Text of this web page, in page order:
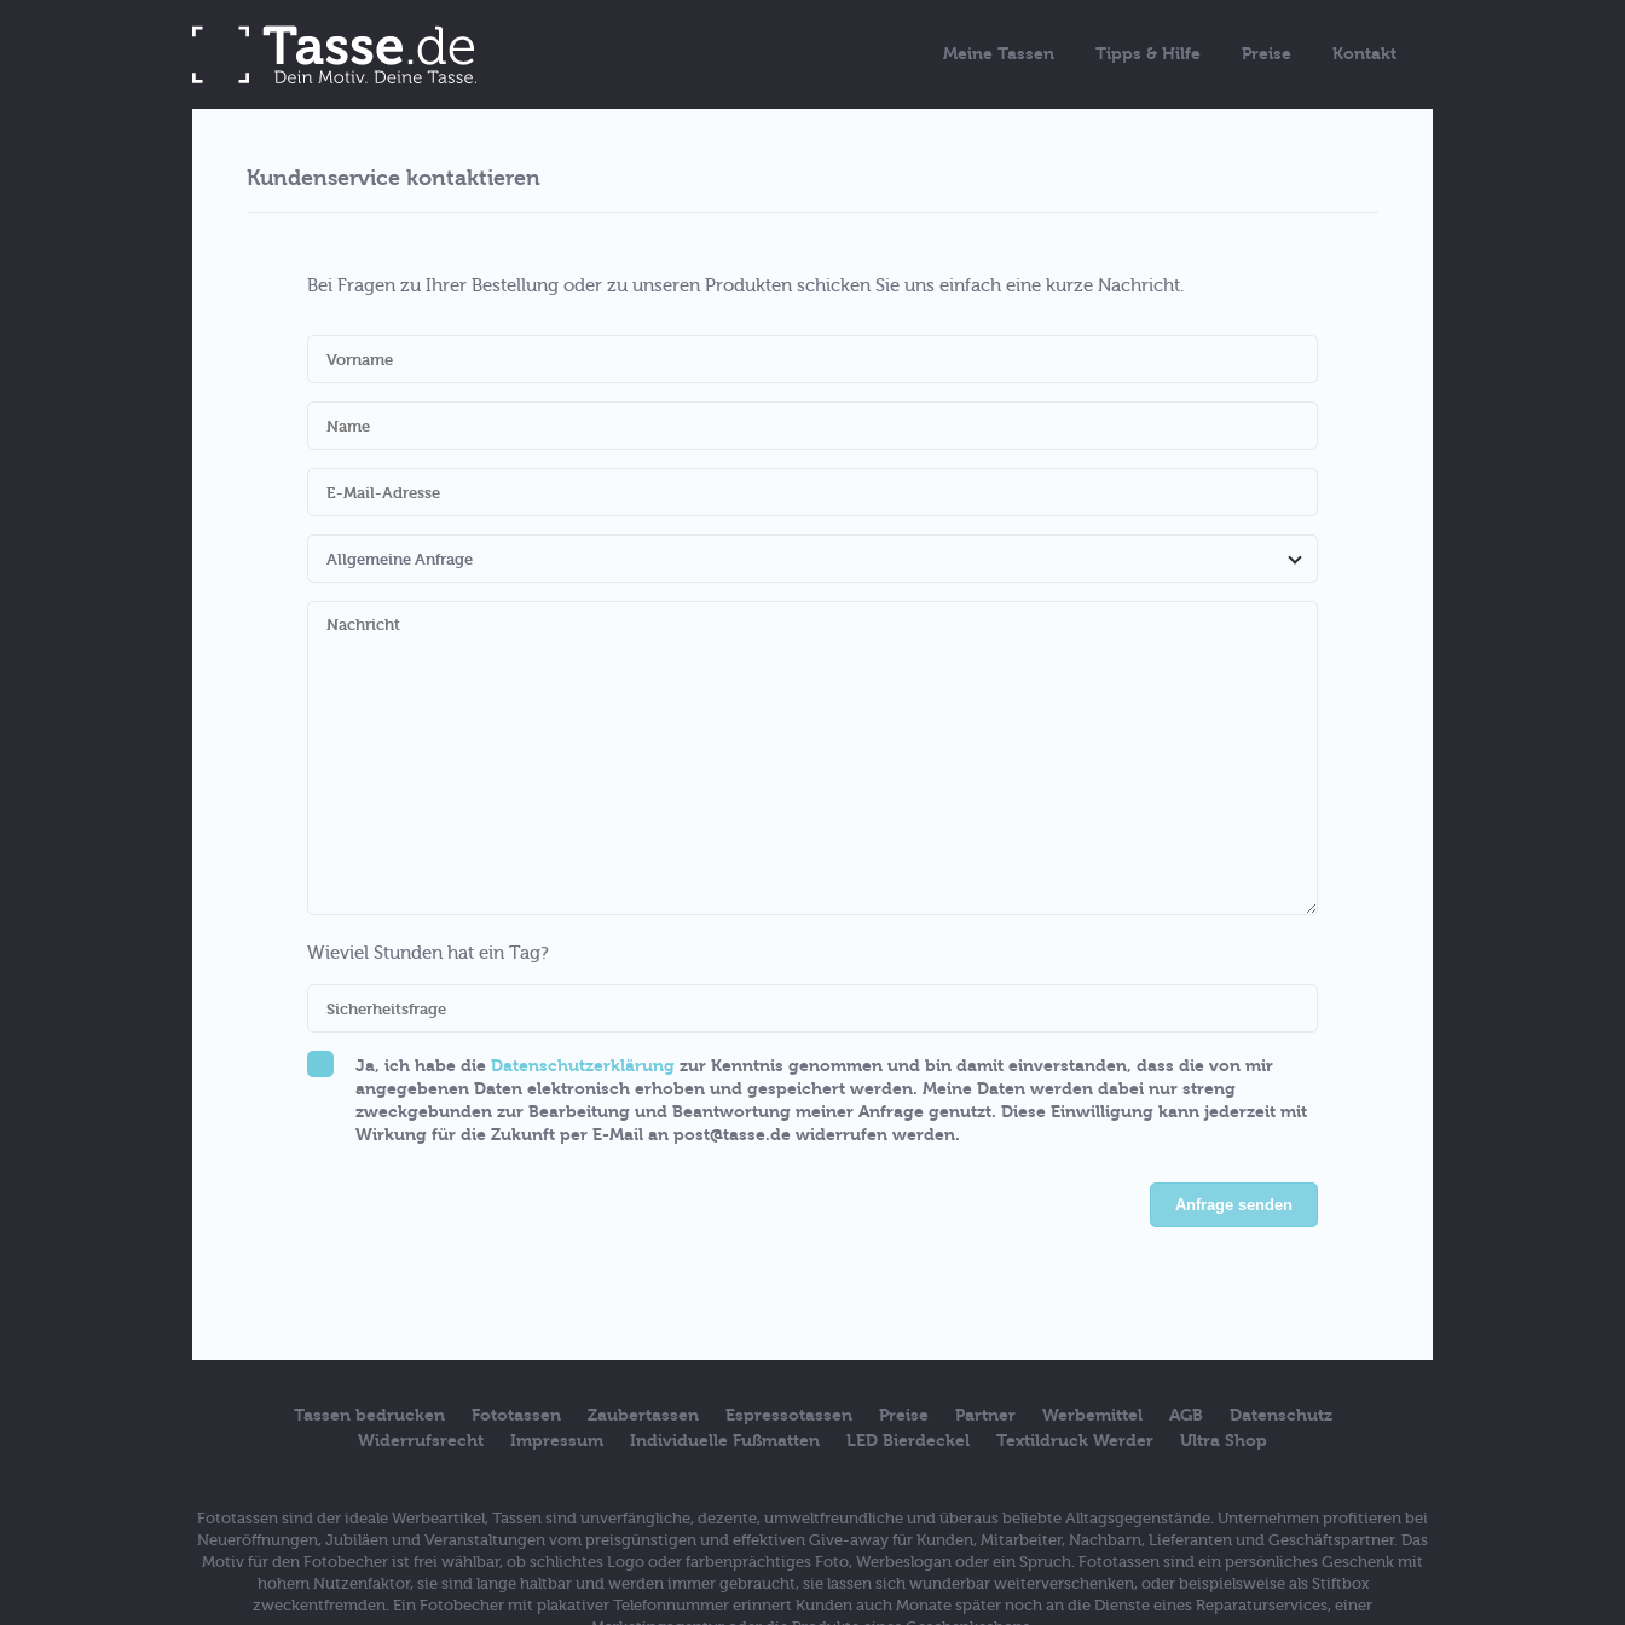
Meine Tassen Tipps & Hilfe Preise Kontakt
Kundenservice kontaktieren
Bei Fragen zu Ihrer Bestellung oder zu unseren Produkten schicken Sie uns einfach eine kurze Nachricht.
Wieviel Stunden hat ein Tag?
Ja, ich habe die Datenschutzerklärung zur Kenntnis genommen und bin damit einverstanden, dass die von mir
angegebenen Daten elektronisch erhoben und gespeichert werden. Meine Daten werden dabei nur streng
zweckgebunden zur Bearbeitung und Beantwortung meiner Anfrage genutzt. Diese Einwilligung kann jederzeit mit
Wirkung für die Zukunft per E-Mail an post@tasse.de widerrufen werden.
Anfrage senden
Tassen bedrucken Fototassen Zaubertassen Espressotassen Preise Partner Werbemittel AGB
Datenschutz
Widerrufsrecht
Impressum Individuelle Fußmatten LED Bierdeckel Textildruck Werder Ultra Shop
Fototassen sind der ideale Werbeartikel, Tassen sind unverfängliche, dezente, umweltfreundliche und überaus beliebte Alltagsgegenstände. Unternehmen profitieren bei
Neueröffnungen, Jubiläen und Veranstaltungen vom preisgünstigen und effektiven Give-away für Kunden, Mitarbeiter, Nachbarn, Lieferanten und Geschäftspartner. Das
Motiv für den Fotobecher ist frei wählbar, ob schlichtes Logo oder farbenprächtiges Foto, Werbeslogan oder ein Spruch. Fototassen sind ein persönliches Geschenk mit
hohem Nutzenfaktor, sie sind lange haltbar und werden immer gebraucht, sie lassen sich wunderbar weiterverschenken, oder beispielsweise als Stiftbox
zweckentfremden. Ein Fotobecher mit plakativer Telefonnummer erinnert Kunden auch Monate später noch an die Dienste eines Reparaturservices, einer